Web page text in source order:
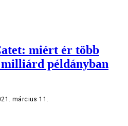
miért ér több
példányban
március 11.